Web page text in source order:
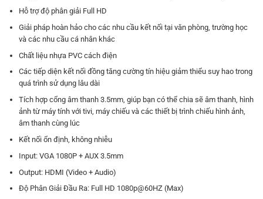
Hỗ trợ độ phân giải Full HD
Giải pháp hoàn hảo cho các nhu cầu kết nối tại văn phòng, trường học
và các nhu cầu cá nhân khác
Chất liệu nhựa PVC cách điện
Các tiếp diện kết nối đồng tăng cường tín hiệu giảm thiểu suy hao trong
quá trình sử dụng lâu dài
Tích hợp cổng âm thanh 3.5mm, giúp bạn có thể chia sẽ âm thanh, hình
ảnh từ máy tính với tivi, máy chiếu và các thiết bị trình chiếu hình ảnh,
âm thanh cùng lúc
Kết nối ổn định, không nhiễu
Input: VGA 1080P + AUX 3.5mm
Output: HDMI (Video + Audio)
Độ Phân Giải Đầu Ra: Full HD 1080p@60HZ (Max)